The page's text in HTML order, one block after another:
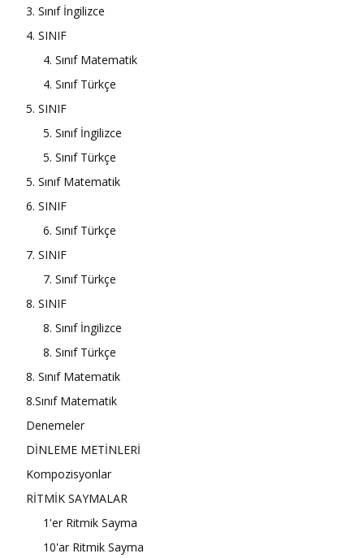
3. Sınıf İngilizce
4. SINIF
4. Sınıf Matematik
4. Sınıf Türkçe
5. SINIF
5. Sınıf İngilizce
5. Sınıf Türkçe
5. Sınıf Matematik
6. SINIF
6. Sınıf Türkçe
7. SINIF
7. Sınıf Türkçe
8. SINIF
8. Sınıf İngilizce
8. Sınıf Türkçe
8. Sınıf Matematik
8.Sınıf Matematik
Denemeler
DİNLEME METİNLERİ
Kompozisyonlar
RİTMİK SAYMALAR
1'er Ritmik Sayma
10'ar Ritmik Sayma